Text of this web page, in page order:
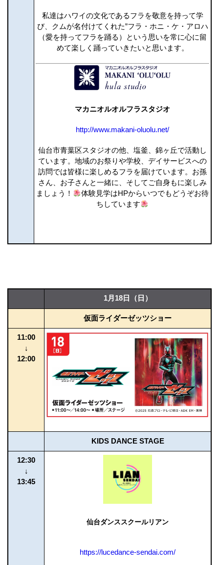
私達はハワイの文化であるフラを敬意を持って学
び、クムが名付けてくれた”フラ・ホニ・ケ・アロハ
（愛を持ってフラを踊る）という思いを常に心に留
めて楽しく踊っていきたいと思います。
マカニオルオルフラスタジオ
http://www.makani-oluolu.net/
仙台市青葉区スタジオの他、塩釜、錦ヶ丘で活動し
ています。地域のお祭りや学校、デイサービスへの
訪問では皆様に楽しめるフラを届けています。お孫
さん、お子さんと一緒に、そしてご自身もに楽しみ
ましょう！
体験見学はHPからいつでもどうぞお待
ちしています
1月18日（日）
仮面ライダーゼッツショー
11:00
↓
12:00
KIDS DANCE STAGE
12:30
↓
13:45
仙台ダンススクールリアン
https://lucedance-sendai.com/